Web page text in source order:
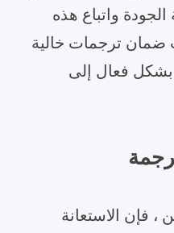
واتباع هذه
ضمان ترجمات خالية
بشكل فعال إلى
، فإن الاستعانة